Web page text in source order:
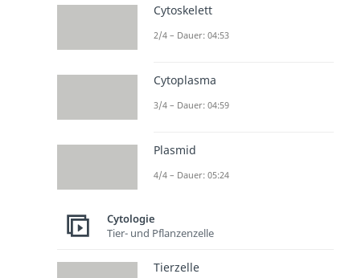
Cytoskelett
2/4 – Dauer: 04:53
Cytoplasma
3/4 – Dauer: 04:59
Plasmid
4/4 – Dauer: 05:24
Cytologie
Tier- und Pflanzenzelle
Tierzelle